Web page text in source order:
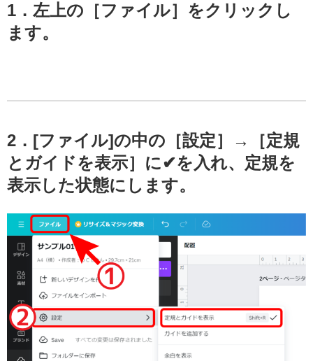
1．左上の［ファイル］をクリックし
ます。
2．[ファイル]の中の［設定］→［定規
とガイドを表示］に✔を入れ、定規を
表示した状態にします。